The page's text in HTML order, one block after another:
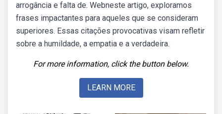
arrogância e falta de. Webneste artigo, exploramos
frases impactantes para aqueles que se consideram
superiores. Essas citações provocativas visam refletir
sobre a humildade, a empatia e a verdadeira.
For more information, click the button below.
LEARN MORE